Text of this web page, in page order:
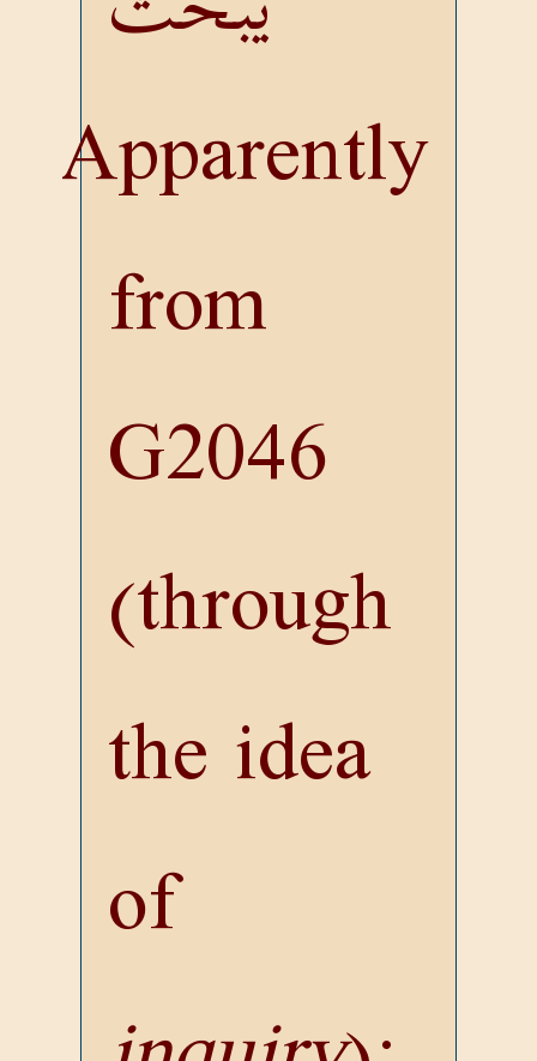
Apparently
from
G2046
(through
the idea
of